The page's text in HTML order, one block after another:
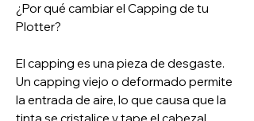
¿Por qué cambiar el Capping de tu
Plotter?
El capping es una pieza de desgaste.
Un capping viejo o deformado permite
la entrada de aire, lo que causa que la